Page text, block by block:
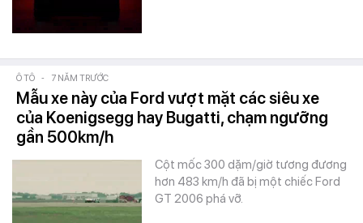
Ô TÔ - 7 NĂM TRƯỚC
Mẫu xe này của Ford vượt mặt các siêu xe
của Koenigsegg hay Bugatti, chạm ngưỡng
gần 500km/h
Cột mốc 300 dặm/giờ tương đương
hơn 483 km/h đã bị một chiếc Ford
GT 2006 phá vỡ.